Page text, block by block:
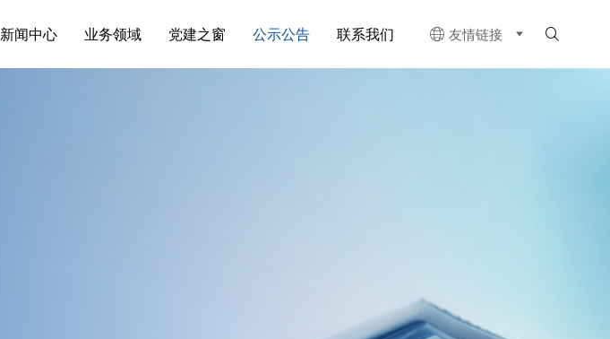
新闻中心 业务领域 党建之窗 公示公告 联系我们  友情链接 